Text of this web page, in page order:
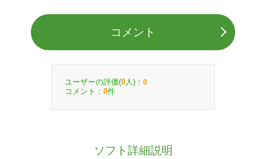
コメント
ユーザーの評価(0 人)： 0
コメント： 0件
ソフト詳細説明